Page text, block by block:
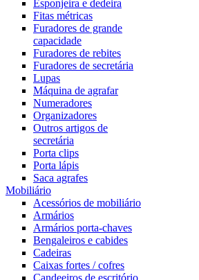
Esponjeira e dedeira
Fitas métricas
Furadores de grande
capacidade
Furadores de rebites
Furadores de secretária
Lupas
Máquina de agrafar
Numeradores
Organizadores
Outros artigos de
secretária
Porta clips
Porta lápis
Saca agrafes
Mobiliário
Acessórios de mobiliário
Armários
Armários porta-chaves
Bengaleiros e cabides
Cadeiras
Caixas fortes / cofres
Candeeiros de escritório